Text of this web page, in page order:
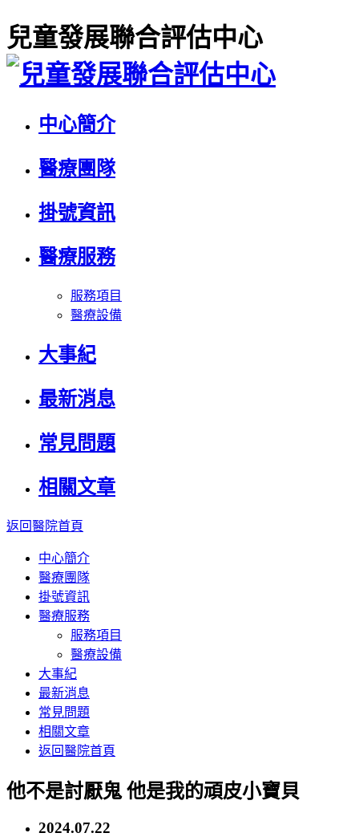
兒童發展聯合評估中心
中心簡介
醫療團隊
掛號資訊
醫療服務
服務項目
醫療設備
大事紀
最新消息
常見問題
相關文章
返回醫院首頁
中心簡介
醫療團隊
掛號資訊
醫療服務
服務項目
醫療設備
大事紀
最新消息
常見問題
相關文章
返回醫院首頁
他不是討厭鬼 他是我的頑皮小寶貝
2024.07.22